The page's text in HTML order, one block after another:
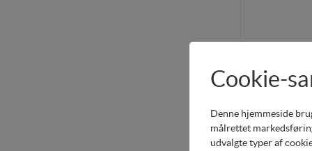
Cookie-
Denne hjemmeside
målrettet
udvalgte typer af